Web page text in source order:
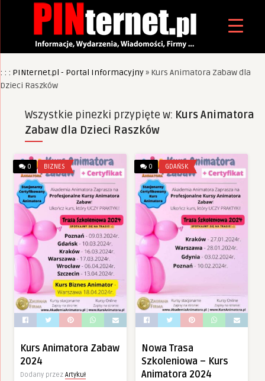
: : : PINternet.pl - Portal Informacyjny» Kurs Animatora Zabaw dla
Dzieci Raszków
Wszystkie pinezki przypięte w: Kurs Animatora
Zabaw dla Dzieci Raszków
0 BIZNES
Kurs Animatora Zabaw
2024
Dodany przez Artykuł
0 GDAŃSK
Nowa Trasa
Szkoleniowa – Kurs
Animatora 2024